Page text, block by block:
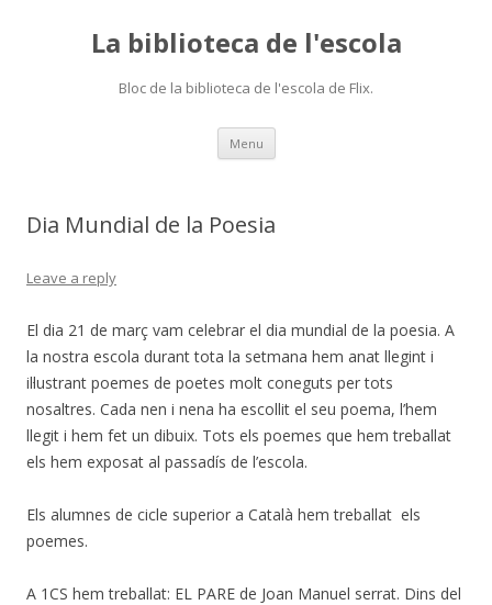
La biblioteca de l'escola
Bloc de la biblioteca de l'escola de Flix.
Menu Skip
content
Dia Mundial de la Poesia
Leave a reply
El dia 21 de març vam celebrar el dia mundial de la poesia. A
la nostra escola durant tota la setmana hem anat llegint i
il·lustrant poemes de poetes molt coneguts per tots
nosaltres. Cada nen i nena ha escollit el seu poema, l’hem
llegit i hem fet un dibuix. Tots els poemes que hem treballat
els hem exposat al passadís de l’escola.
Els alumnes de cicle superior a Català hem treballat els
poemes.
A 1CS hem treballat: EL PARE de Joan Manuel serrat. Dins del